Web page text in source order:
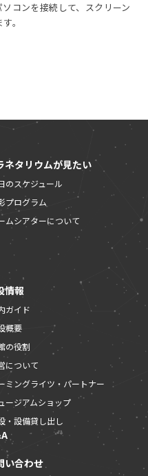
コンを接続して、スクリーン
。
ネタリウムが見たい
のスケジュール
プログラム
ムシアターについて
情報
ガイド
概要
の役割
について
ミングライツ・パートナー
ージアムショップ
・設備貸し出し
い合わせ